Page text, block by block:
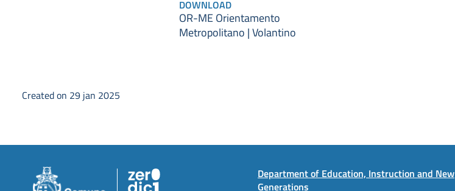
DOWNLOAD
OR-ME Orientamento
Metropolitano | Volantino
Created on 29 jan 2025
Department of Education, Instruction and New
Generations